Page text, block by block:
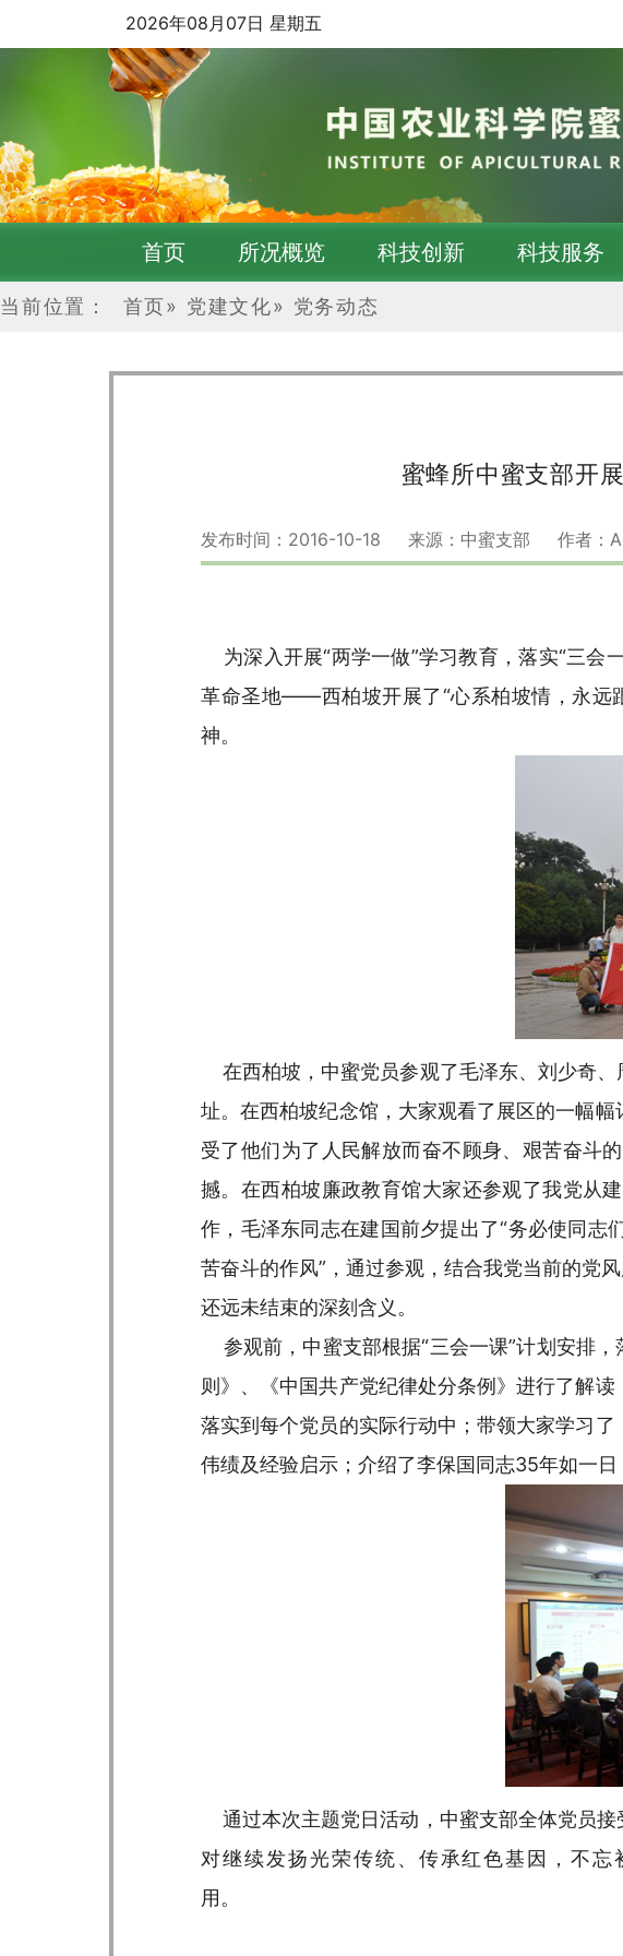
2026年08月07日 星期五
首页 所况概览 科技创新 科技服务
当前位置： 首页» 党建文化» 党务动态
蜜蜂所中蜜支部开
发布时间：2016-10-18 来源：中蜜支部 作者：
为深入开展“两学一做”学习教育，落实“三会
革命圣地——西柏坡开展了“心系柏坡情，永远
神。
在西柏坡，中蜜党员参观了毛泽东、刘少奇、
址。在西柏坡纪念馆，大家观看了展区的一幅
受了他们为了人民解放而奋不顾身、艰苦奋斗
撼。在西柏坡廉政教育馆大家还参观了我党从
作，毛泽东同志在建国前夕提出了“务必使同志
苦奋斗的作风”，通过参观，结合我党当前的党
还远未结束的深刻含义。
参观前，中蜜支部根据“三会一课”计划安排
则》、《中国共产党纪律处分条例》进行了解
落实到每个党员的实际行动中；带领大家学习
伟绩及经验启示；介绍了李保国同志35年如一
通过本次主题党日活动，中蜜支部全体党员接
对继续发扬光荣传统、传承红色基因，不
用。